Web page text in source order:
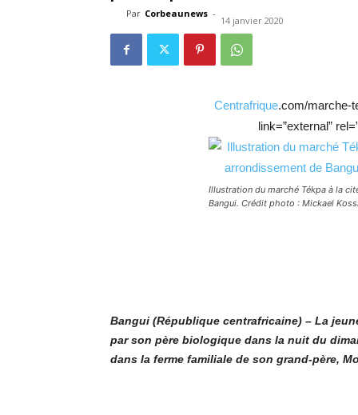
Par Corbeaunews -
14 janvier 2020
Centrafrique.com/marche-
link=”external”
Illustration du marché Tékpa à la
Bangui. Crédit photo : Mickael
Bangui (République centrafricaine) – La
par son père biologique dans la nuit du
dans la ferme familiale de son grand-père,